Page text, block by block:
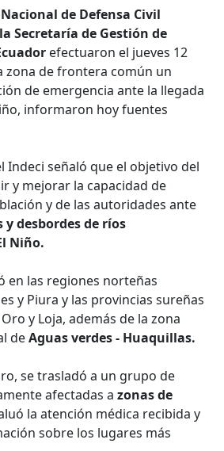
de Defensa Civil
Secretaría de Gestión de
efectuaron el jueves 12
zona de frontera común un
de emergencia ante la llegada
informaron hoy fuentes
Indeci señaló que el objetivo del
y mejorar la capacidad de
y de las autoridades ante
y desbordes de ríos
Niño.
en las regiones norteñas
y Piura y las provincias sureñas
y Loja, además de la zona
deAguas verdes - Huaquillas.
se trasladó a un grupo de
afectadas azonas de
la atención médica recibida y
sobre los lugares más